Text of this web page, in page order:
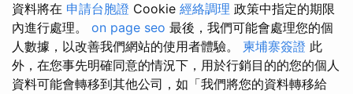
資料將在 申請台胞證 Cookie 經絡調理 政策中指定的期限
內進行處理。 on page seo 最後，我們可能會處理您的個
人數據，以改善我們網站的使用者體驗。 柬埔寨簽證 此
外，在您事先明確同意的情況下，用於行銷目的的您的個人
資料可能會轉移到其他公司，如「我們將您的資料轉移給